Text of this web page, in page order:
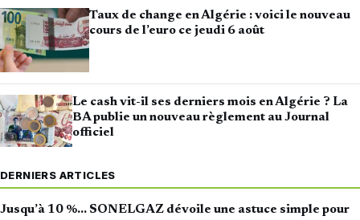
Taux de change en Algérie : voici le nouveau
cours de l’euro ce jeudi 6 août
Le cash vit-il ses derniers mois en Algérie ? La
BA publie un nouveau règlement au Journal
officiel
DERNIERS ARTICLES
Jusqu’à 10 %… SONELGAZ dévoile une astuce simple pour